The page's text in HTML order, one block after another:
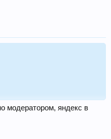
модератором, яндекс в